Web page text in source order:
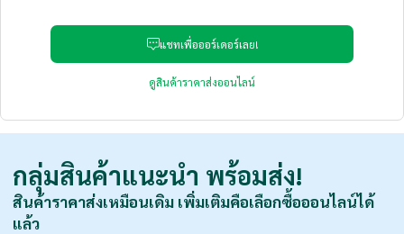
แชทเพื่อออร์เดอร์เลย!
ดูสินค้าราคาส่งออนไลน์
กลุ่มสินค้าแนะนำ พร้อมส่ง!
สินค้าราคาส่งเหมือนเดิม เพิ่มเติมคือเลือกซื้อออนไลน์ได้
แล้ว